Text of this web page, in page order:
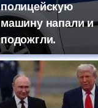
полицейскую
машину напали и
подожгли.